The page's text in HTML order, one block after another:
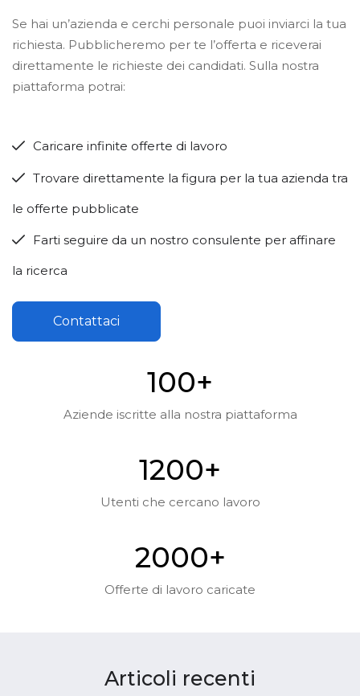
Se hai un’azienda e cerchi personale puoi inviarci la tua
richiesta. Pubblicheremo per te l’offerta e riceverai
direttamente le richieste dei candidati. Sulla nostra
piattaforma potrai:
Caricare infinite offerte di lavoro
Trovare direttamente la figura per la tua azienda tra
le offerte pubblicate
Farti seguire da un nostro consulente per affinare
la ricerca
Contattaci
100+
Aziende iscritte alla nostra piattaforma
1200+
Utenti che cercano lavoro
2000+
Offerte di lavoro caricate
Articoli recenti